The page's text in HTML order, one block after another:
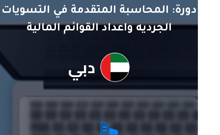
دورة: المحاسبة المتقدمة في التسويات
الجرديه واعداد القوائم المالية
دبي